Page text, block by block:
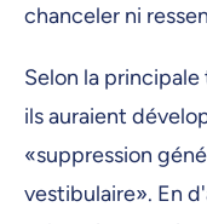
chanceler ni
Selon la
ils auraient
«suppression
vestibulaire». En